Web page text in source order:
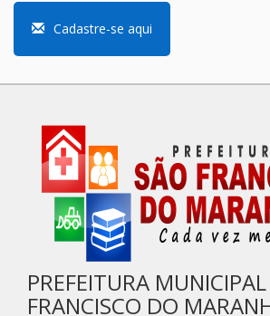
Cadastre-se aqui
PREFEITURA
FRANCISCO DO